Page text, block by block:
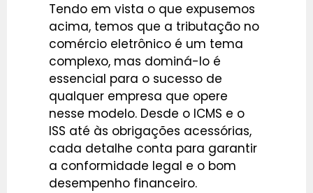
Tendo em vista o que expusemos
acima, temos que a tributação no
comércio eletrônico é um tema
complexo, mas dominá-lo é
essencial para o sucesso de
qualquer empresa que opere
nesse modelo. Desde o ICMS e o
ISS até às obrigações acessórias,
cada detalhe conta para garantir
a conformidade legal e o bom
desempenho financeiro.